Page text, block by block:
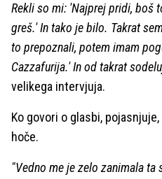
Rekli so mi: 'Najprej pridi, boš
greš.' In tako je bilo. Takrat
to prepoznali, potem imam
Cazzafurija.' In od takrat
velikega intervjuja.
Ko govori o glasbi,
hoče.
"Vedno me je zelo zanimala